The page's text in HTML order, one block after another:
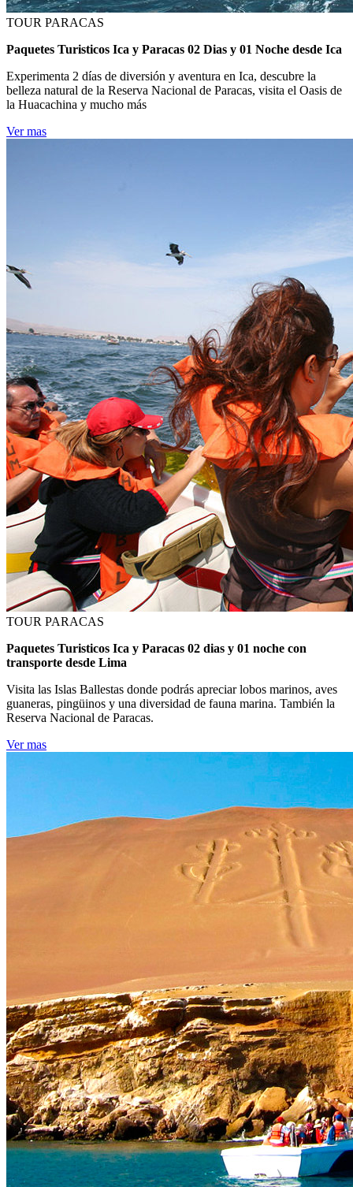
TOUR PARACAS
Paquetes Turisticos Ica y Paracas 02 Dias y 01 Noche desde Ica
Experimenta 2 días de diversión y aventura en Ica, descubre la
belleza natural de la Reserva Nacional de Paracas, visita el Oasis de
la Huacachina y mucho más
Ver mas
TOUR PARACAS
Paquetes Turisticos Ica y Paracas 02 dias y 01 noche con
transporte desde Lima
Visita las Islas Ballestas donde podrás apreciar lobos marinos, aves
guaneras, pingüinos y una diversidad de fauna marina. También la
Reserva Nacional de Paracas.
Ver mas